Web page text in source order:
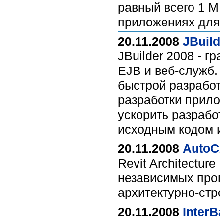
равный всего 1
приложениях
20.11.2008
JBuilder 2008 -
EJB и веб-
быстрой
разработки
ускорить
исходным кодом
20.11.2008
Revit
независимых
архитектурно-
20.11.2008